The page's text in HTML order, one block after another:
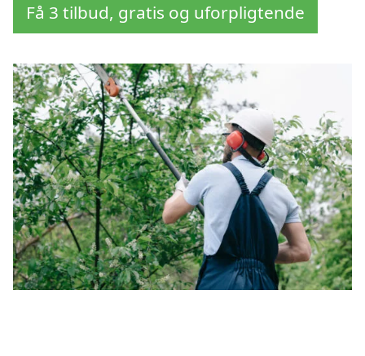
Få 3 tilbud, gratis og uforpligtende